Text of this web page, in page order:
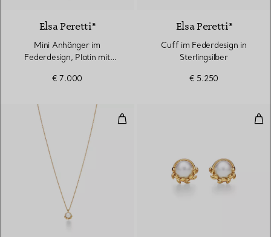
Elsa Peretti®
Mini Anhänger im
Federdesign, Platin mit
€ 7.000
Elsa Peretti®
Cuff im Federdesign in
Sterlingsilber
€ 5.250
Olive Leaf Anhänger in